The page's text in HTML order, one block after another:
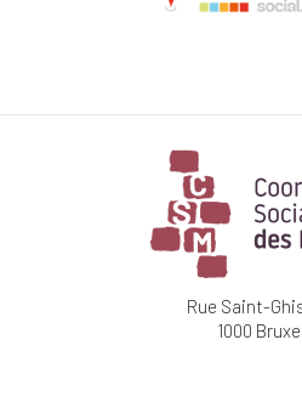
Rue Saint-
1000